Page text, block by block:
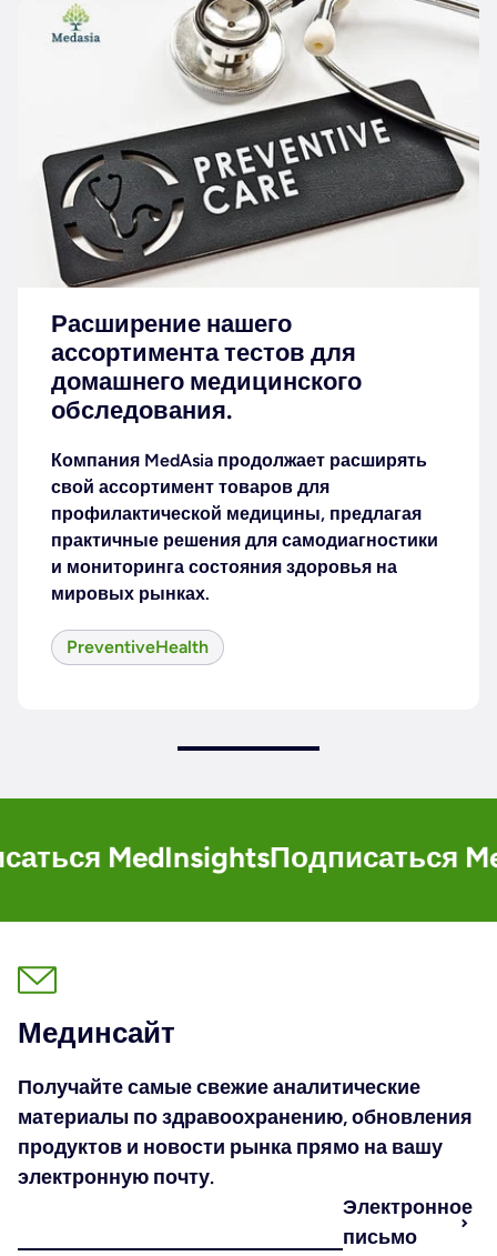
Расширение нашего
ассортимента тестов для
домашнего медицинского
обследования.
Компания MedAsia продолжает расширять
свой ассортимент товаров для
профилактической медицины, предлагая
практичные решения для самодиагностики
и мониторинга состояния здоровья на
мировых рынках.
PreventiveHealth
Подписаться
Мединсайт
Получайте самые свежие аналитические
материалы по здравоохранению, обновления
продуктов и новости рынка прямо на вашу
электронную почту.
Электронное
письмо